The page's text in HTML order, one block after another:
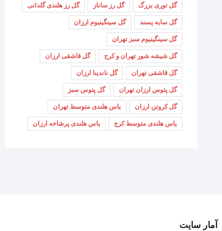
گل توری بزرگ گل رز ساناز گل رز هلندی گلدانی
گل سایه پسند گل سینگینیوم ارزان
گل سینگینیوم سبز تهران
گل شیشه شور تهران و کرج گل قاشقی ارزان
گل قاشقی تهران گل ناندینا ارزان
گل پتوس ارزان تهران گل پتوس سبز
گل کروتن ارزان یاس هلندی متوسط تهران
یاس هلندی متوسط کرج یاس هلندی پرشاخه ارزان
آمار سایت